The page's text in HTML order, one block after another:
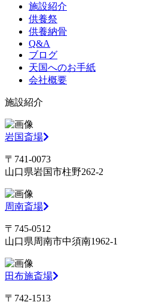
施設紹介
供養祭
供養納骨
Q&A
ブログ
天国へのお手紙
会社概要
施設紹介
岩国斎場
〒741-0073
山口県岩国市柱野262-2
周南斎場
〒745-0512
山口県周南市中須南1962-1
田布施斎場
〒742-1513